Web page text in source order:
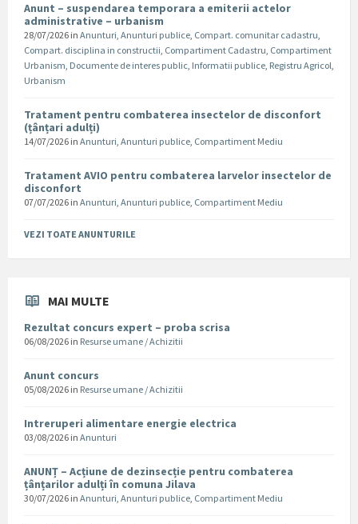
Anunt – suspendarea temporara a emiterii actelor
administrative – urbanism
28/07/2026 in Anunturi, Anunturi publice, Compart. comunitar cadastru,
Compart. disciplina in constructii, Compartiment Cadastru, Compartiment
Urbanism, Documente de interes public, Informatii publice, Registru Agricol,
Urbanism
Tratament pentru combaterea insectelor de disconfort
(țânțari adulți)
14/07/2026 in Anunturi, Anunturi publice, Compartiment Mediu
Tratament AVIO pentru combaterea larvelor insectelor de
disconfort
07/07/2026 in Anunturi, Anunturi publice, Compartiment Mediu
VEZI TOATE ANUNTURILE
MAI MULTE
Rezultat concurs expert – proba scrisa
06/08/2026 in Resurse umane / Achizitii
Anunt concurs
05/08/2026 in Resurse umane / Achizitii
Intreruperi alimentare energie electrica
03/08/2026 in Anunturi
ANUNȚ – Acțiune de dezinsecție pentru combaterea
țânțarilor adulți în comuna Jilava
30/07/2026 in Anunturi, Anunturi publice, Compartiment Mediu